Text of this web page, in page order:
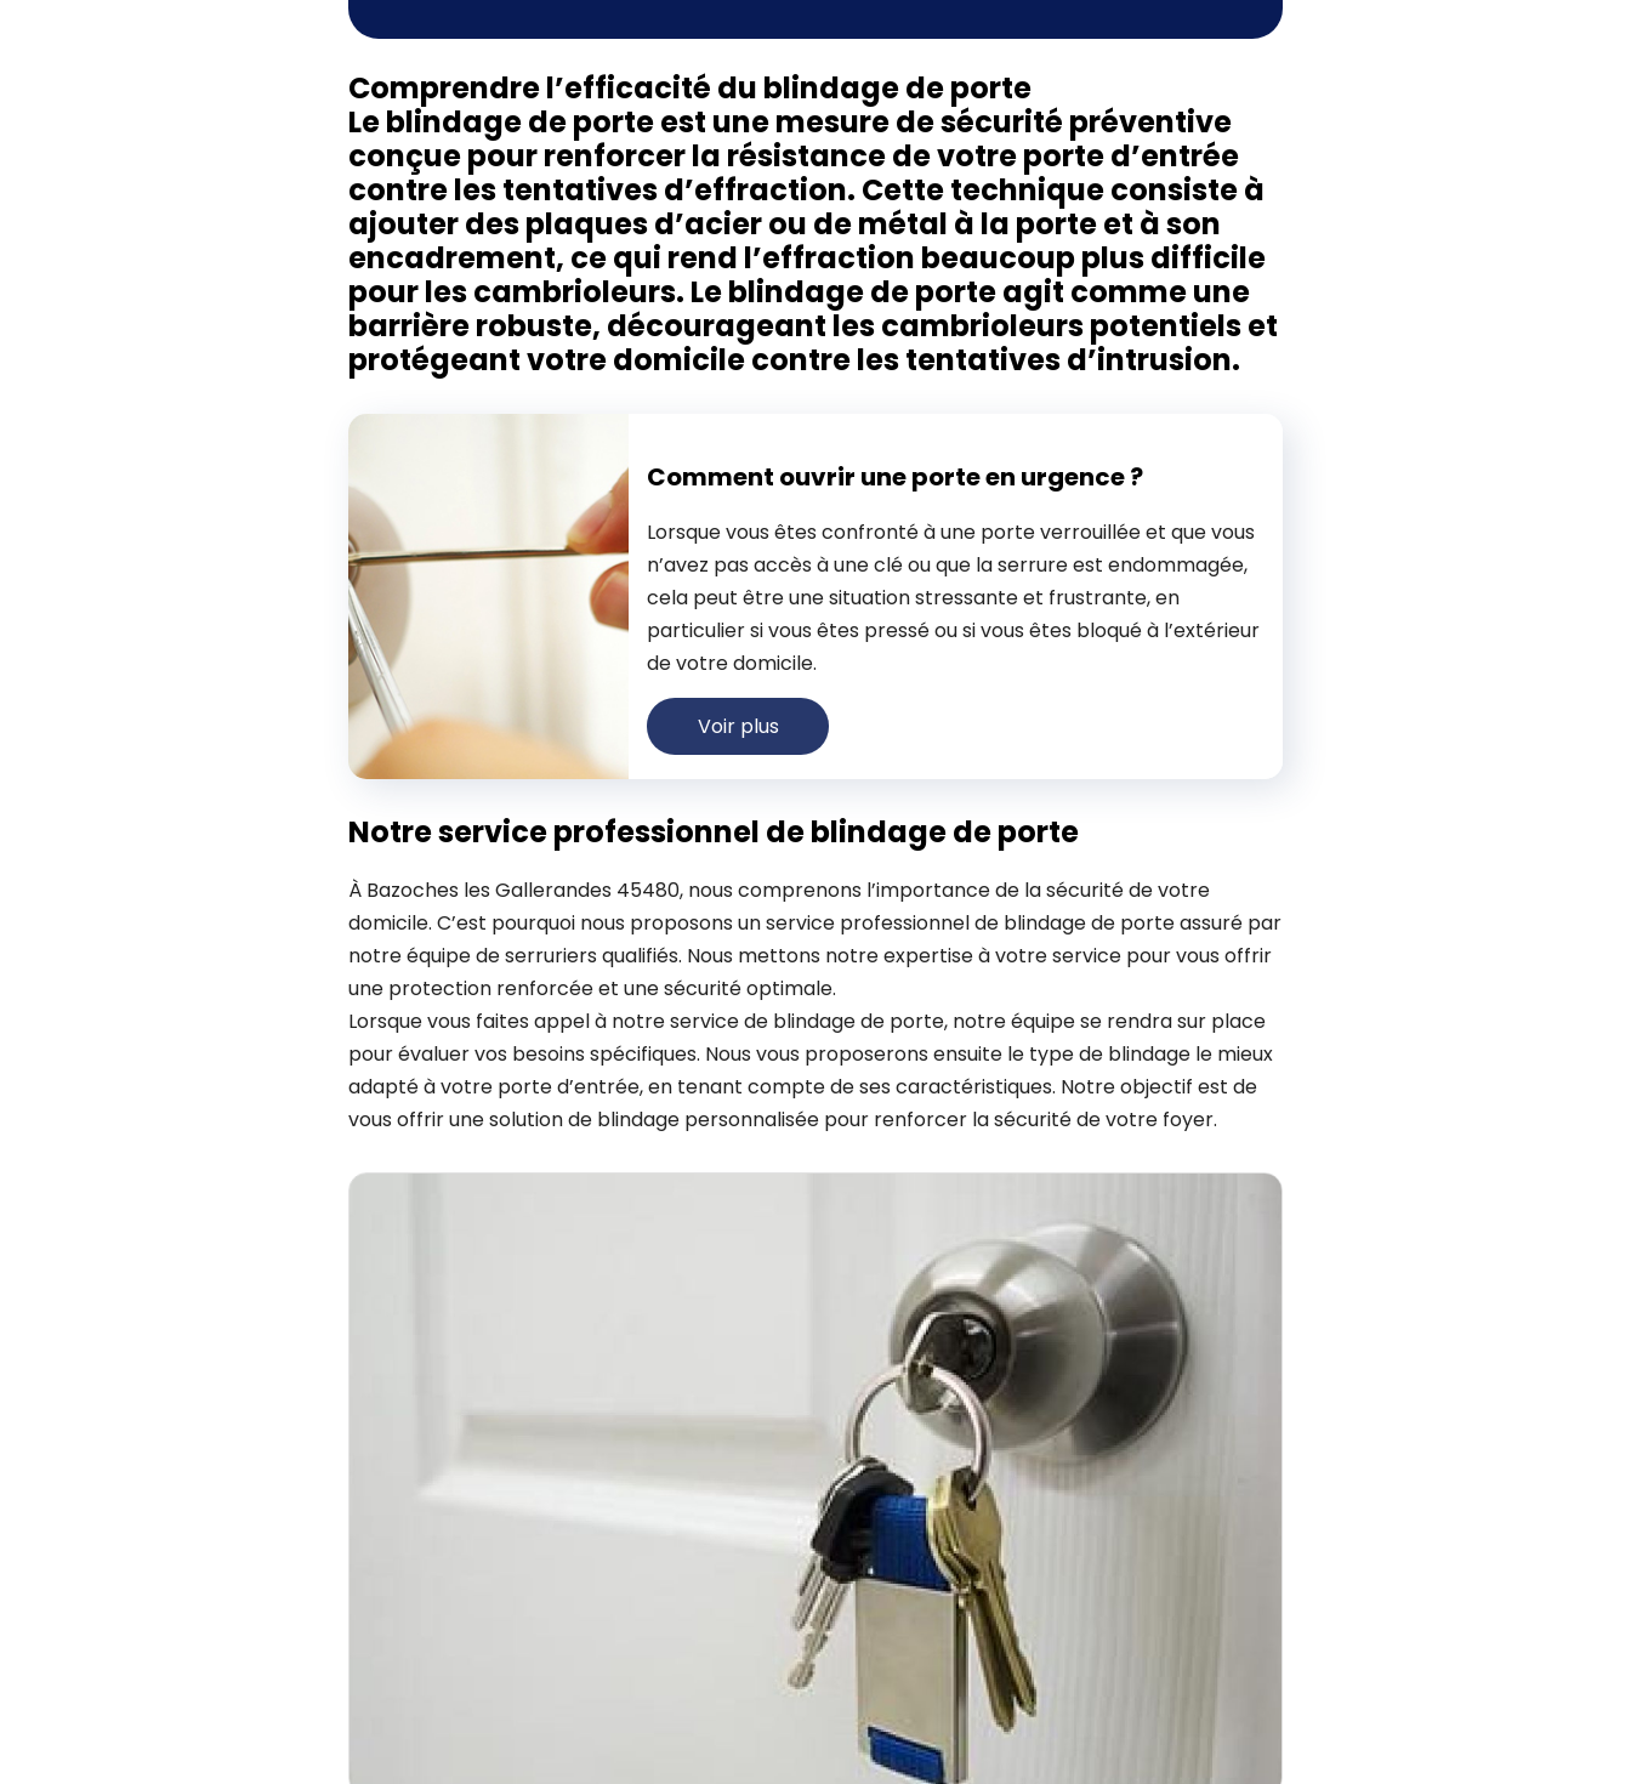
Comprendre l’efficacité du blindage de porte
Le blindage de porte est une mesure de sécurité préventive
conçue pour renforcer la résistance de votre porte d’entrée
contre les tentatives d’effraction. Cette technique consiste à
ajouter des plaques d’acier ou de métal à la porte et à son
encadrement, ce qui rend l’effraction beaucoup plus difficile
pour les cambrioleurs. Le blindage de porte agit comme une
barrière robuste, décourageant les cambrioleurs potentiels et
protégeant votre domicile contre les tentatives d’intrusion.
Comment ouvrir une porte en urgence ?
Lorsque vous êtes confronté à une porte verrouillée et que vous
n’avez pas accès à une clé ou que la serrure est endommagée,
cela peut être une situation stressante et frustrante, en
particulier si vous êtes pressé ou si vous êtes bloqué à l’extérieur
de votre domicile.
Voir plus
Notre service professionnel de blindage de porte
À Bazoches les Gallerandes 45480, nous comprenons l’importance de la sécurité de votre
domicile. C’est pourquoi nous proposons un service professionnel de blindage de porte assuré par
notre équipe de serruriers qualifiés. Nous mettons notre expertise à votre service pour vous offrir
une protection renforcée et une sécurité optimale.
Lorsque vous faites appel à notre service de blindage de porte, notre équipe se rendra sur place
pour évaluer vos besoins spécifiques. Nous vous proposerons ensuite le type de blindage le mieux
adapté à votre porte d’entrée, en tenant compte de ses caractéristiques. Notre objectif est de
vous offrir une solution de blindage personnalisée pour renforcer la sécurité de votre foyer.